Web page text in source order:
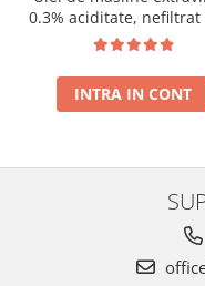
0.3% aciditate, nefiltrat
presat la rece
INTRA IN CONT